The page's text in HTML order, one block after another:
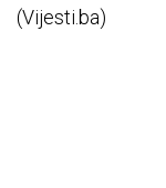
(Vijesti.ba)